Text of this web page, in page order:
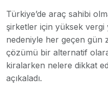
Türkiye’de araç sahibi
şirketler için yüksek vergi
nedeniyle her geçen gün
çözümü bir alternatif
kiralarken nelere dikkat
açıkaladı.